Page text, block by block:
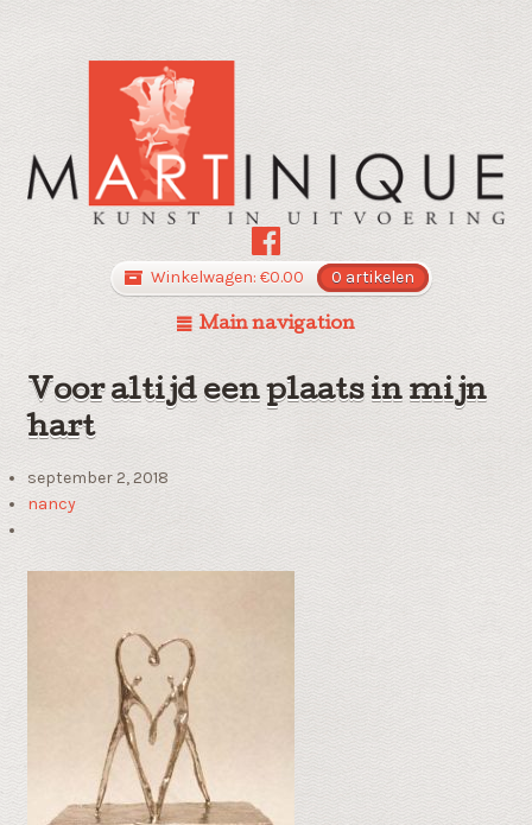
Winkelwagen: €0.00 0 artikelen
Main navigation
Voor altijd een plaats in mijn
hart
september 2, 2018
nancy